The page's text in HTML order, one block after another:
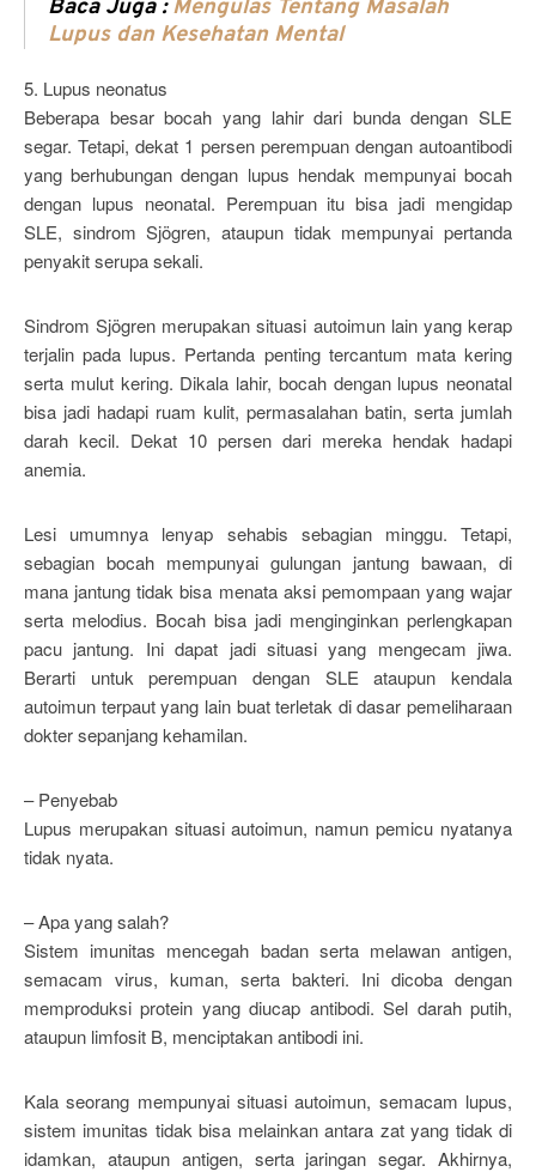
Baca Juga :Mengulas Tentang Masalah
Lupus dan Kesehatan Mental
5. Lupus neonatus
Beberapa besar bocah yang lahir dari bunda dengan SLE
segar. Tetapi, dekat 1 persen perempuan dengan autoantibodi
yang berhubungan dengan lupus hendak mempunyai bocah
dengan lupus neonatal. Perempuan itu bisa jadi mengidap
SLE, sindrom Sjögren, ataupun tidak mempunyai pertanda
penyakit serupa sekali.
Sindrom Sjögren merupakan situasi autoimun lain yang kerap
terjalin pada lupus. Pertanda penting tercantum mata kering
serta mulut kering. Dikala lahir, bocah dengan lupus neonatal
bisa jadi hadapi ruam kulit, permasalahan batin, serta jumlah
darah kecil. Dekat 10 persen dari mereka hendak hadapi
anemia.
Lesi umumnya lenyap sehabis sebagian minggu. Tetapi,
sebagian bocah mempunyai gulungan jantung bawaan, di
mana jantung tidak bisa menata aksi pemompaan yang wajar
serta melodius. Bocah bisa jadi menginginkan perlengkapan
pacu jantung. Ini dapat jadi situasi yang mengecam jiwa.
Berarti untuk perempuan dengan SLE ataupun kendala
autoimun terpaut yang lain buat terletak di dasar pemeliharaan
dokter sepanjang kehamilan.
– Penyebab
Lupus merupakan situasi autoimun, namun pemicu nyatanya
tidak nyata.
– Apa yang salah?
Sistem imunitas mencegah badan serta melawan antigen,
semacam virus, kuman, serta bakteri. Ini dicoba dengan
memproduksi protein yang diucap antibodi. Sel darah putih,
ataupun limfosit B, menciptakan antibodi ini.
Kala seorang mempunyai situasi autoimun, semacam lupus,
sistem imunitas tidak bisa melainkan antara zat yang tidak di
idamkan, ataupun antigen, serta jaringan segar. Akhirnya,